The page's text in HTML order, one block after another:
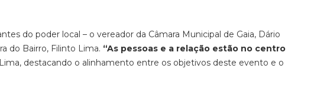
do poder local – o vereador da Câmara Municipal de Gaia, Dário
do Bairro, Filinto Lima. “As pessoas e a relação estão no centro
destacando o alinhamento entre os objetivos deste evento e o